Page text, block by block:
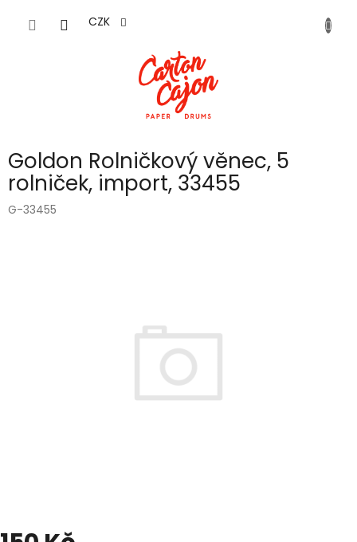
CZK
Goldon Rolničkový věnec, 5
rolniček, import, 33455
G-33455